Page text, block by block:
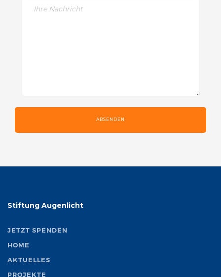
ABSENDEN
Stiftung Augenlicht
JETZT SPENDEN
HOME
AKTUELLES
PROJEKTE